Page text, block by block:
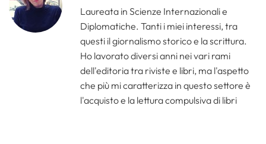
Laureata in Scienze Internazionali e
Diplomatiche. Tanti i miei interessi, tra
questi il giornalismo storico e la scrittura.
Ho lavorato diversi anni nei vari rami
dell'editoria tra riviste e libri, ma l'aspetto
che più mi caratterizza in questo settore è
l'acquisto e la lettura compulsiva di libri